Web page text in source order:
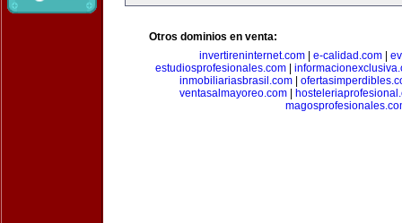
Otros dominios en venta:
invertireninternet.com| e-calidad.com|
estudiosprofesionales.com|
inmobiliariasbrasil.com
ventasalmayoreo.com